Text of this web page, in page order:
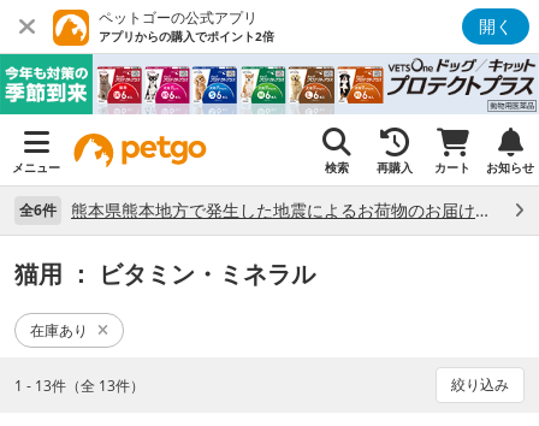
ペットゴーの公式アプリ
アプリからの購入でポイント2倍 開く
メニュー 検索 再購入 カート お知らせ
全6件 熊本県熊本地方で発生した地震によるお荷物のお届け状況について （7/28）
猫用 ： ビタミン・ミネラル
在庫あり
1 - 13件（全 13件） 絞り込み